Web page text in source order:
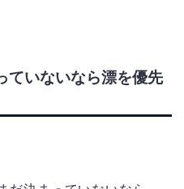
ていないなら漂を優先